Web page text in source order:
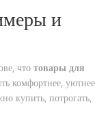
и
что товары для
комфортнее, уютнее
купить, потрогать,